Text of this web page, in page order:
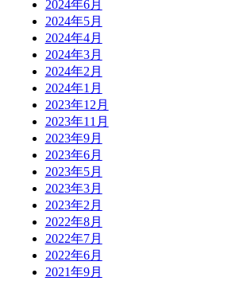
2024年6月
2024年5月
2024年4月
2024年3月
2024年2月
2024年1月
2023年12月
2023年11月
2023年9月
2023年6月
2023年5月
2023年3月
2023年2月
2022年8月
2022年7月
2022年6月
2021年9月